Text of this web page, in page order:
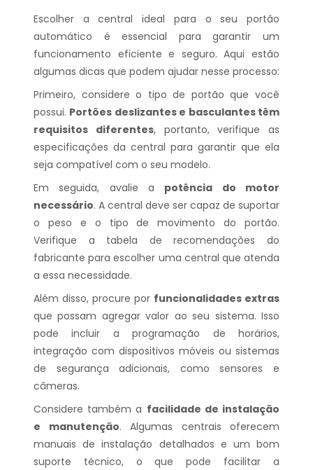
Escolher a central ideal para o seu portão
automático é essencial para garantir um
funcionamento eficiente e seguro. Aqui estão
algumas dicas que podem ajudar nesse processo:
Primeiro, considere o tipo de portão que você
possui. Portões deslizantes e basculantes têm
requisitos diferentes, portanto, verifique as
especificações da central para garantir que ela
seja compatível com o seu modelo.
Em seguida, avalie a potência do motor
necessário. A central deve ser capaz de suportar
o peso e o tipo de movimento do portão.
Verifique a tabela de recomendações do
fabricante para escolher uma central que atenda
a essa necessidade.
Além disso, procure por funcionalidades extras
que possam agregar valor ao seu sistema. Isso
pode incluir a programação de horários,
integração com dispositivos móveis ou sistemas
de segurança adicionais, como sensores e
câmeras.
Considere também a facilidade de instalação
e manutenção. Algumas centrais oferecem
manuais de instalação detalhados e um bom
suporte técnico, o que pode facilitar a